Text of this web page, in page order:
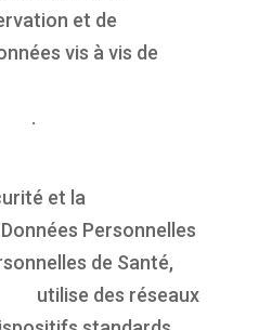
et de
vis à vis de
.
et la
Personnelles
de Santé,
utilise des réseaux